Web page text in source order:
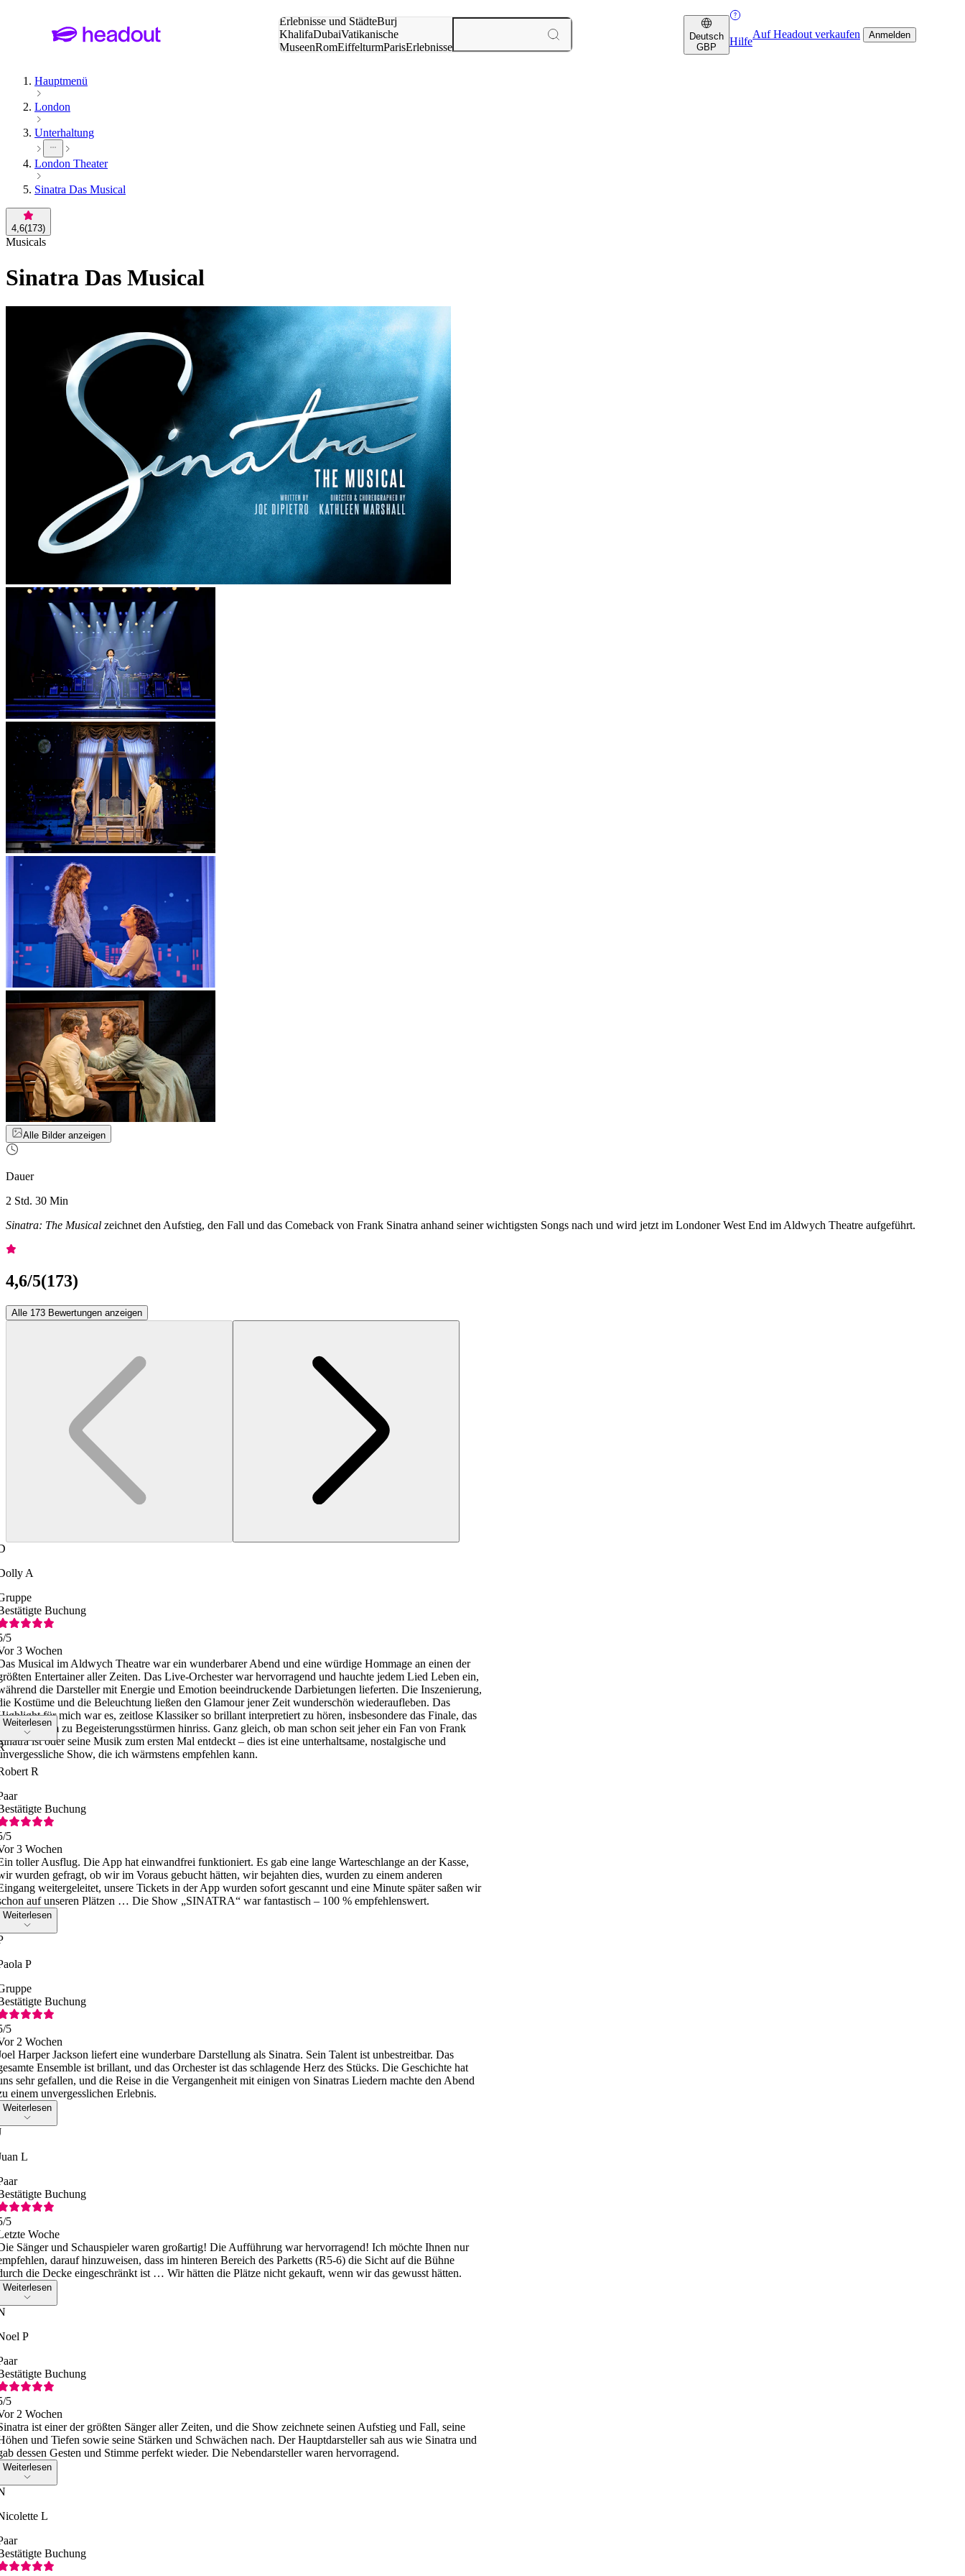
Erlebnisse und StädteBurj
KhalifaDubaiVatikanische
MuseenRomEiffelturmParisErlebnisse
Deutsch
GBP
Hilfe
Auf Headout verkaufen Anmelden
Hauptmenü
London
Unterhaltung
London Theater
Sinatra Das Musical
4,6(173)
Musicals
Sinatra Das Musical
Alle Bilder anzeigen
Dauer
2 Std. 30 Min
Sinatra: The Musical zeichnet den Aufstieg, den Fall und das Comeback von Frank Sinatra anhand seiner wichtigsten Songs nach und wird jetzt im Londoner West End im Aldwych Theatre aufgeführt.
4,6/5(173)
Alle 173 Bewertungen anzeigen
A
Buchung
/5
3 Wochen
Musical im Aldwych Theatre war ein wunderbarer Abend und eine würdige Hommage an einen der
Entertainer aller Zeiten. Das Live-Orchester war hervorragend und hauchte jedem Lied Leben ein,
die Darsteller mit Energie und Emotion beeindruckende Darbietungen lieferten. Die Inszenierung,
Kostüme und die Beleuchtung ließen den Glamour jener Zeit wunderschön wiederaufleben. Das
für mich war es, zeitlose Klassiker so brillant interpretiert zu hören, insbesondere das Finale, das
Publikum zu Begeisterungsstürmen hinriss. Ganz gleich, ob man schon seit jeher ein Fan von Frank
ist oder seine Musik zum ersten Mal entdeckt – dies ist eine unterhaltsame, nostalgische und
Show, die ich wärmstens empfehlen kann.
Weiterlesen
R
Buchung
/5
3 Wochen
toller Ausflug. Die App hat einwandfrei funktioniert. Es gab eine lange Warteschlange an der Kasse,
wurden gefragt, ob wir im Voraus gebucht hätten, wir bejahten dies, wurden zu einem anderen
weitergeleitet, unsere Tickets in der App wurden sofort gescannt und eine Minute später saßen wir
auf unseren Plätzen … Die Show „SINATRA“ war fantastisch – 100 % empfehlenswert.
Weiterlesen
P
Buchung
/5
2 Wochen
Harper Jackson liefert eine wunderbare Darstellung als Sinatra. Sein Talent ist unbestreitbar. Das
Ensemble ist brillant, und das Orchester ist das schlagende Herz des Stücks. Die Geschichte hat
sehr gefallen, und die Reise in die Vergangenheit mit einigen von Sinatras Liedern machte den Abend
einem unvergesslichen Erlebnis.
Weiterlesen
L
Buchung
/5
Woche
Sänger und Schauspieler waren großartig! Die Aufführung war hervorragend! Ich möchte Ihnen nur
darauf hinzuweisen, dass im hinteren Bereich des Parketts (R5-6) die Sicht auf die Bühne
die Decke eingeschränkt ist … Wir hätten die Plätze nicht gekauft, wenn wir das gewusst hätten.
Weiterlesen
P
Buchung
/5
2 Wochen
ist einer der größten Sänger aller Zeiten, und die Show zeichnete seinen Aufstieg und Fall, seine
und Tiefen sowie seine Stärken und Schwächen nach. Der Hauptdarsteller sah aus wie Sinatra und
dessen Gesten und Stimme perfekt wieder. Die Nebendarsteller waren hervorragend.
Weiterlesen
L
Buchung